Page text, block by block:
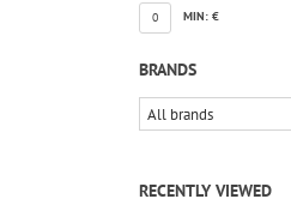
0 MIN: €
BRANDS
RECENTLY VIEWED